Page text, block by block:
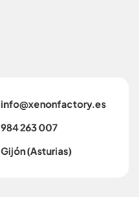
se.yrotcafnonex@ofni
984 263 007
Gijón (Asturias)